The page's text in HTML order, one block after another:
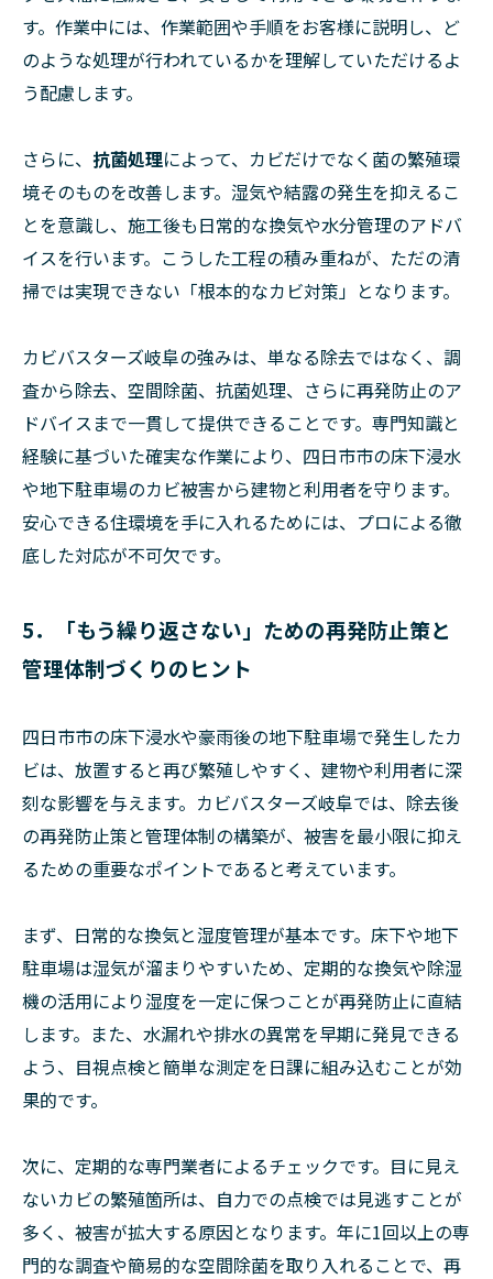
す。作業中には、作業範囲や手順をお客様に説明し、ど
のような処理が行われているかを理解していただけるよ
う配慮します。
さらに、 抗菌処理によって、カビだけでなく菌の繁殖環
境そのものを改善します。湿気や結露の発生を抑えるこ
とを意識し、施工後も日常的な換気や水分管理のアドバ
イスを行います。こうした工程の積み重ねが、ただの清
掃では実現できない「根本的なカビ対策」となります。
カビバスターズ岐阜の強みは、単なる除去ではなく、調
査から除去、空間除菌、抗菌処理、さらに再発防止のア
ドバイスまで一貫して提供できることです。専門知識と
経験に基づいた確実な作業により、四日市市の床下浸水
や地下駐車場のカビ被害から建物と利用者を守ります。
安心できる住環境を手に入れるためには、プロによる徹
底した対応が不可欠です。
5．「もう繰り返さない」ための再発防止策と
管理体制づくりのヒント
四日市市の床下浸水や豪雨後の地下駐車場で発生したカ
ビは、放置すると再び繁殖しやすく、建物や利用者に深
刻な影響を与えます。カビバスターズ岐阜では、除去後
の再発防止策と管理体制の構築が、被害を最小限に抑え
るための重要なポイントであると考えています。
まず、日常的な換気と湿度管理が基本です。床下や地下
駐車場は湿気が溜まりやすいため、定期的な換気や除湿
機の活用により湿度を一定に保つことが再発防止に直結
します。また、水漏れや排水の異常を早期に発見できる
よう、目視点検と簡単な測定を日課に組み込むことが効
果的です。
次に、定期的な専門業者によるチェックです。目に見え
ないカビの繁殖箇所は、自力での点検では見逃すことが
多く、被害が拡大する原因となります。年に1回以上の専
門的な調査や簡易的な空間除菌を取り入れることで、再